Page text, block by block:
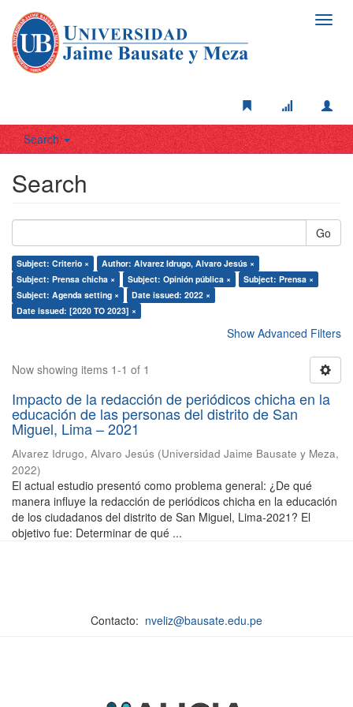
Search
Search
Go
Subject: Criterio ×
Author: Alvarez Idrugo, Alvaro Jesús ×
Subject: Prensa chicha ×
Subject: Opinión pública ×
Subject: Prensa ×
Subject: Agenda setting ×
Date issued: 2022 ×
Date issued: [2020 TO 2023] ×
Show Advanced Filters
Now showing items 1-1 of 1
Impacto de la redacción de periódicos chicha en la
educación de las personas del distrito de San
Miguel, Lima – 2021
Alvarez Idrugo, Alvaro Jesús (Universidad Jaime Bausate y Meza,
2022)
El actual estudio presentó como problema general: ¿De qué
manera influye la redacción de periódicos chicha en la educación
de los ciudadanos del distrito de San Miguel, Lima-2021? El
objetivo fue: Determinar de qué ...
Contacto: nveliz@bausate.edu.pe